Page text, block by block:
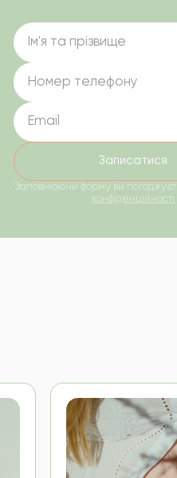
Заповнюючи форму ви
конфіденційності